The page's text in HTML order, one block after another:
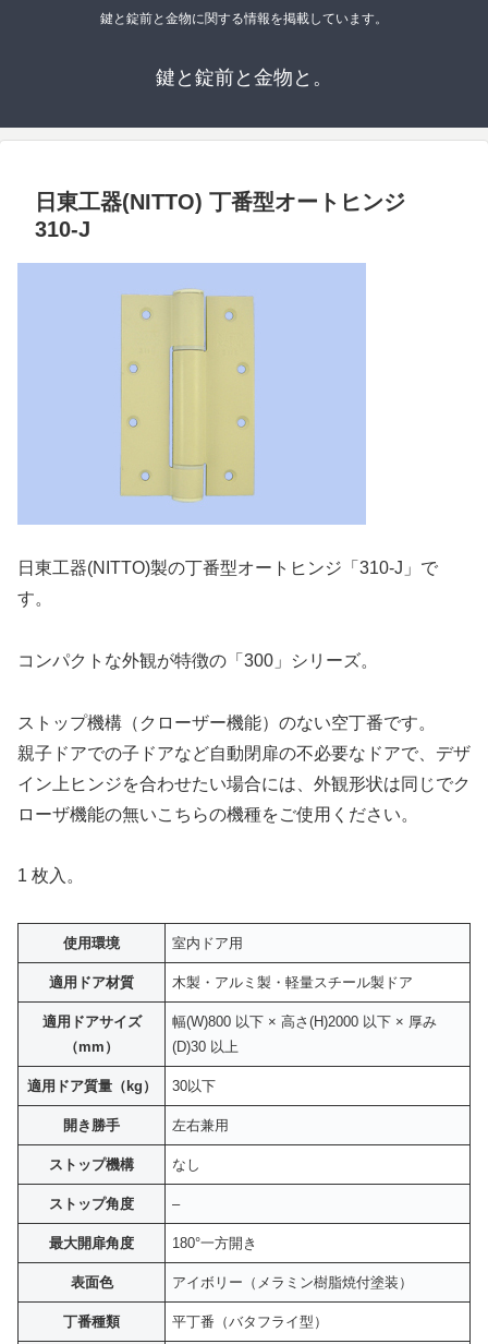
鍵と錠前と金物に関する情報を掲載しています。
鍵と錠前と金物と。
日東工器(NITTO) 丁番型オートヒンジ
310-J
日東工器(NITTO)製の丁番型オートヒンジ「310-J」で
す。
コンパクトな外観が特徴の「300」シリーズ。
ストップ機構（クローザー機能）のない空丁番です。
親子ドアでの子ドアなど自動閉扉の不必要なドアで、デザ
イン上ヒンジを合わせたい場合には、外観形状は同じでク
ローザ機能の無いこちらの機種をご使用ください。
1 枚入。
使用環境 室内ドア用
適用ドア材質 木製・アルミ製・軽量スチール製ドア
適用ドアサイズ
（mm）
幅(W)800 以下 × 高さ(H)2000 以下 × 厚み
(D)30 以上
適用ドア質量（kg） 30以下
開き勝手 左右兼用
ストップ機構 なし
ストップ角度 –
最大開扉角度 180°一方開き
表面色 アイボリー（メラミン樹脂焼付塗装）
丁番種類 平丁番（バタフライ型）